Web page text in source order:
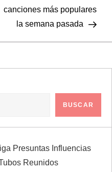
canciones más populares
la semana pasada
BUSCAR
Presuntas Influencias
Reunidos